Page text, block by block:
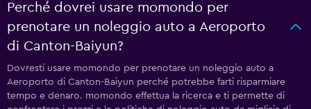
Perché dovrei usare momondo per
prenotare un noleggio auto a Aeroporto
di Canton-Baiyun?
Dovresti usare momondo per prenotare un noleggio auto a
Aeroporto di Canton-Baiyun perché potrebbe farti risparmiare
tempo e denaro. momondo effettua la ricerca e ti permette di